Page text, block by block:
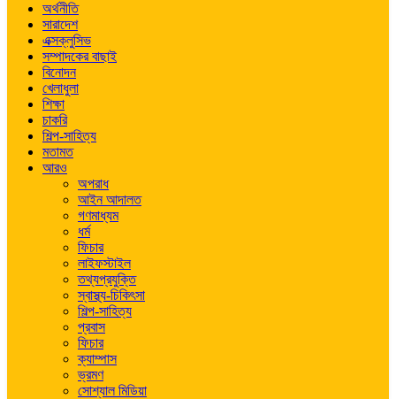
অর্থনীতি
সারাদেশ
এক্সক্লুসিভ
সম্পাদকের বাছাই
বিনোদন
খেলাধুলা
শিক্ষা
চাকরি
শিল্প-সাহিত্য
মতামত
আরও
অপরাধ
আইন আদালত
গণমাধ্যম
ধর্ম
ফিচার
লাইফস্টাইল
তথ্যপ্রযুক্তি
স্বাস্থ্য-চিকিৎসা
শিল্প-সাহিত্য
প্রবাস
ফিচার
ক্যাম্পাস
ভ্রমণ
সোশ্যাল মিডিয়া